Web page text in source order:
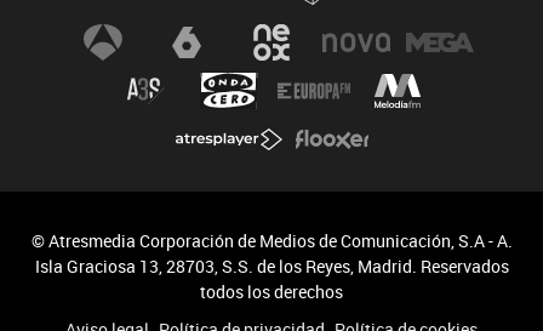
© Atresmedia Corporación de Medios de Comunicación, S.A - A.
Isla Graciosa 13, 28703, S.S. de los Reyes, Madrid. Reservados
todos los derechos